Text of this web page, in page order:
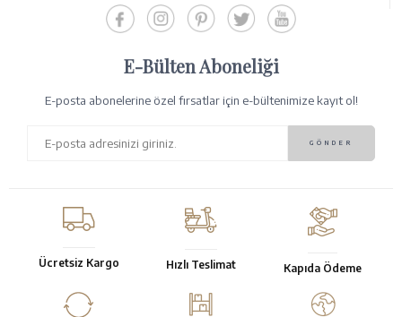
E-Bülten Aboneliği
E-posta abonelerine özel fırsatlar için e-bültenimize kayıt ol!
Ücretsiz Kargo Hızlı Teslimat Kapıda Ödeme